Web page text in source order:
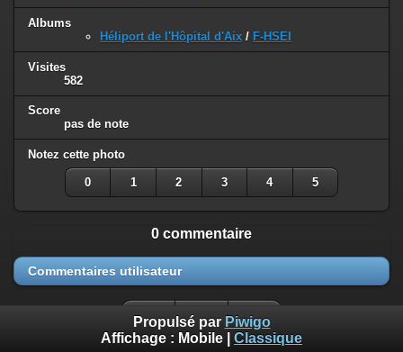
Albums
Héliport de l'Hôpital d'Aix / F-HSEI
Visites
582
Score
pas de note
Notez cette photo
0 1 2 3 4 5
0 commentaire
Commentaires utilisateur
Propulsé par Piwigo
Affichage : Mobile Classique